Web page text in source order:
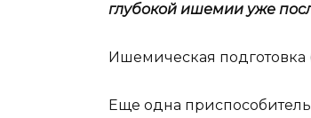
глубокой ишемии уже
Ишемическая
Еще одна